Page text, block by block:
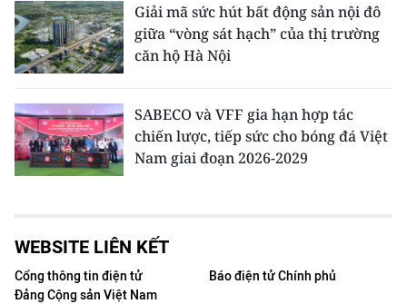
Giải mã sức hút bất động sản nội đô
giữa “vòng sát hạch” của thị trường
căn hộ Hà Nội
SABECO và VFF gia hạn hợp tác
chiến lược, tiếp sức cho bóng đá Việt
Nam giai đoạn 2026-2029
WEBSITE LIÊN KẾT
Cổng thông tin điện tử
Đảng Cộng sản Việt Nam
Báo điện tử Chính phủ